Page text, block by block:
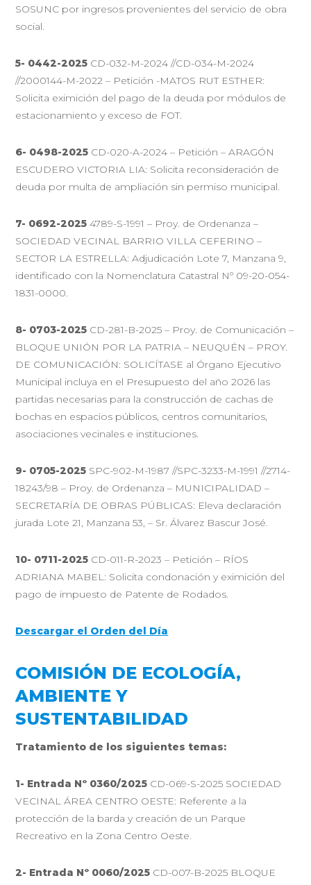
SOSUNC por ingresos provenientes del servicio de obra
social.
5- 0442-2025 CD-032-M-2024 //CD-034-M-2024
//2000144-M-2022 – Petición -MATOS RUT ESTHER:
Solicita eximición del pago de la deuda por módulos de
estacionamiento y exceso de FOT.
6- 0498-2025 CD-020-A-2024 – Petición – ARAGÓN
ESCUDERO VICTORIA LIA: Solicita reconsideración de
deuda por multa de ampliación sin permiso municipal.
7- 0692-2025 4789-S-1991 – Proy. de Ordenanza –
SOCIEDAD VECINAL BARRIO VILLA CEFERINO –
SECTOR LA ESTRELLA: Adjudicación Lote 7, Manzana 9,
identificado con la Nomenclatura Catastral Nº 09-20-054-
1831-0000.
8- 0703-2025 CD-281-B-2025 – Proy. de Comunicación –
BLOQUE UNIÓN POR LA PATRIA – NEUQUÉN – PROY.
DE COMUNICACIÓN: SOLICÍTASE al Órgano Ejecutivo
Municipal incluya en el Presupuesto del año 2026 las
partidas necesarias para la construcción de cachas de
bochas en espacios públicos, centros comunitarios,
asociaciones vecinales e instituciones.
9- 0705-2025 SPC-902-M-1987 //SPC-3233-M-1991 //2714-
18243/98 – Proy. de Ordenanza – MUNICIPALIDAD –
SECRETARÍA DE OBRAS PÚBLICAS: Eleva declaración
jurada Lote 21, Manzana 53, – Sr. Álvarez Bascur José.
10- 0711-2025 CD-011-R-2023 – Petición – RÍOS
ADRIANA MABEL: Solicita condonación y eximición del
pago de impuesto de Patente de Rodados.
Descargar el Orden del Día
COMISIÓN DE ECOLOGÍA,
AMBIENTE Y
SUSTENTABILIDAD
Tratamiento de los siguientes temas:
1- Entrada Nº 0360/2025 CD-069-S-2025 SOCIEDAD
VECINAL ÁREA CENTRO OESTE: Referente a la
protección de la barda y creación de un Parque
Recreativo en la Zona Centro Oeste.
2- Entrada Nº 0060/2025 CD-007-B-2025 BLOQUE